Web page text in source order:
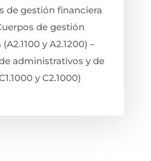
de gestión financiera
de gestión
y A2.1200) –
administrativos y de
y C2.1000)